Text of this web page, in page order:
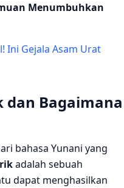
Menumbuhkan
Ini Gejala Asam Urat
dan Bagaimana
bahasa Yunani yang
adalah sebuah
dapat menghasilkan